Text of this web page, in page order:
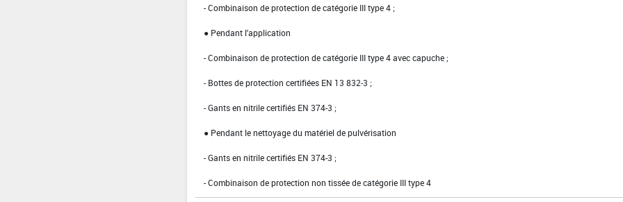
- Combinaison de protection de catégorie III type 4 ;
● Pendant l'application
- Combinaison de protection de catégorie III type 4 avec capuche ;
- Bottes de protection certifiées EN 13 832-3 ;
- Gants en nitrile certifiés EN 374-3 ;
● Pendant le nettoyage du matériel de pulvérisation
- Gants en nitrile certifiés EN 374-3 ;
- Combinaison de protection non tissée de catégorie III type 4